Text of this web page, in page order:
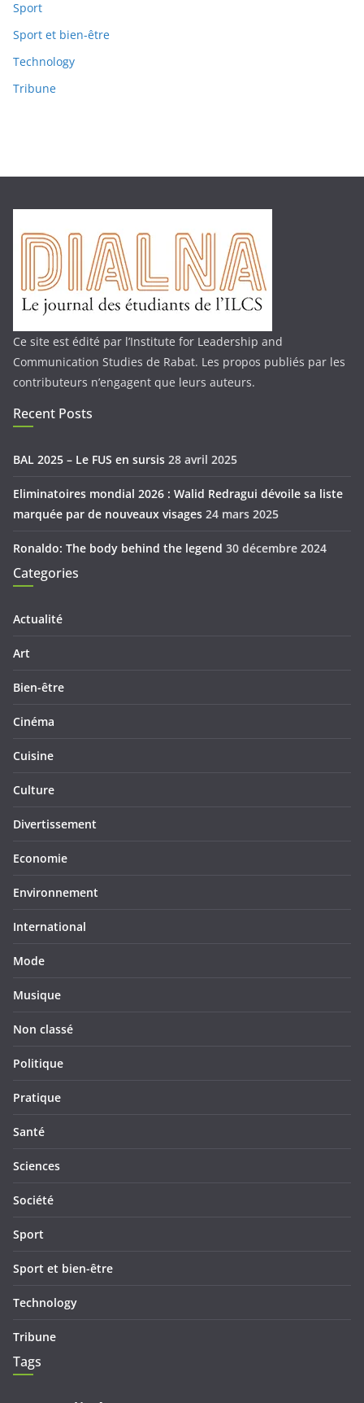
Sport
Sport et bien-être
Technology
Tribune
Ce site est édité par l’Institute for Leadership and
Communication Studies de Rabat. Les propos publiés par les
contributeurs n’engagent que leurs auteurs.
Recent Posts
BAL 2025 – Le FUS en sursis 28 avril 2025
Eliminatoires mondial 2026 : Walid Redragui dévoile sa liste
marquée par de nouveaux visages 24 mars 2025
Ronaldo: The body behind the legend 30 décembre 2024
Categories
Actualité
Art
Bien-être
Cinéma
Cuisine
Culture
Divertissement
Economie
Environnement
International
Mode
Musique
Non classé
Politique
Pratique
Santé
Sciences
Société
Sport
Sport et bien-être
Technology
Tribune
Tags